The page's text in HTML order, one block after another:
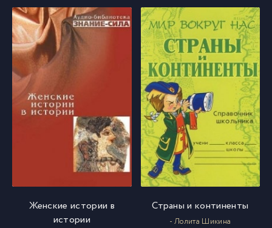
57 057
58 058
59 059
062
Женские истории в
истории
Страны и континенты
- Лолита Шикина